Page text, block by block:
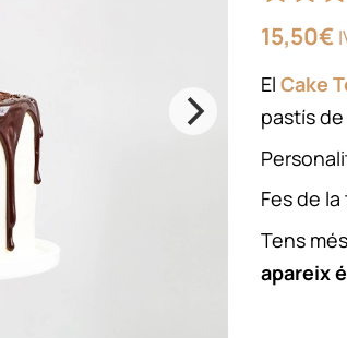
15,50€
El Cake
pastís
Fes de
Tens
apareix